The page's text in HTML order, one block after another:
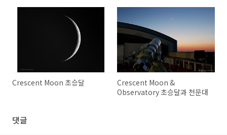
Crescent Moon 초승달
Crescent Moon &
Observatory 초승달과 천문대
댓글